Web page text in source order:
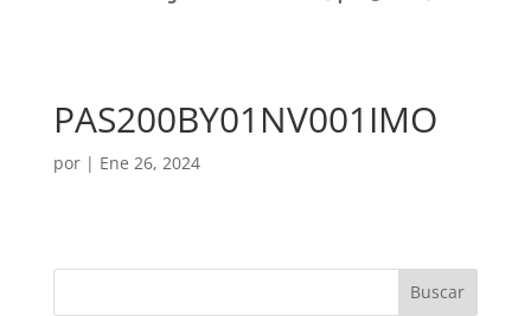
PAS200BY01NV001IMO
por | Ene 26, 2024